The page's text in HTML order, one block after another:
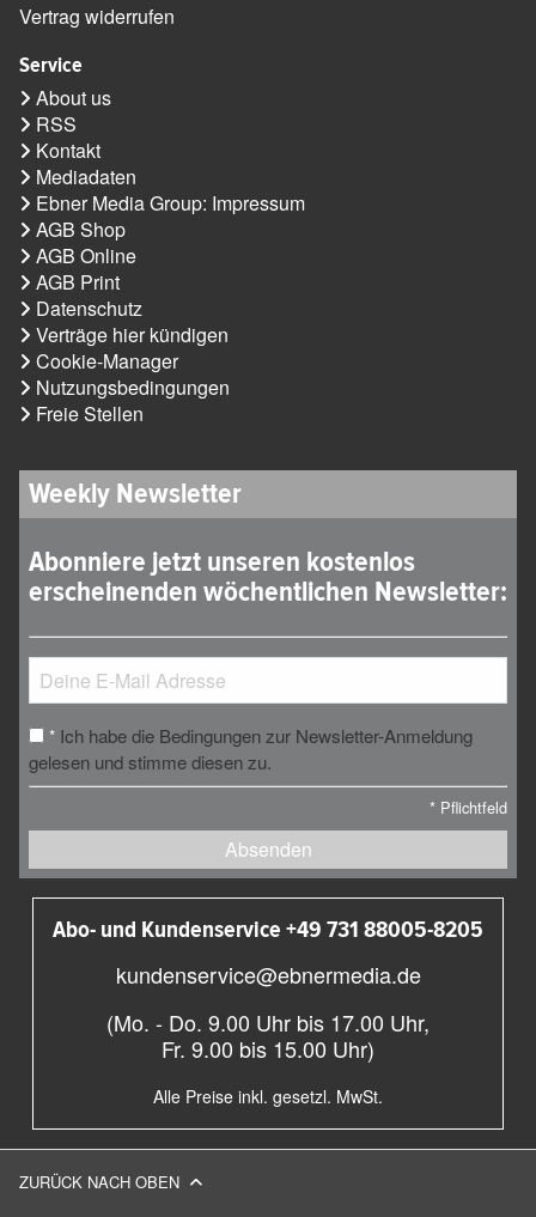
Vertrag widerrufen
Service
About us
RSS
Kontakt
Mediadaten
Ebner Media Group: Impressum
AGB Shop
AGB Online
AGB Print
Datenschutz
Verträge hier kündigen
Cookie-Manager
Nutzungsbedingungen
Freie Stellen
Weekly Newsletter
Abonniere jetzt unseren kostenlos
erscheinenden wöchentlichen Newsletter:
* Ich habe die Bedingungen zur Newsletter-Anmeldung
gelesen und stimme diesen zu.
* Pflichtfeld
Absenden
Abo- und Kundenservice +49 731 88005-8205
kundenservice@ebnermedia.de
(Mo. - Do. 9.00 Uhr bis 17.00 Uhr,
Fr. 9.00 bis 15.00 Uhr)
Alle Preise inkl. gesetzl. MwSt.
ZURÜCK NACH OBEN